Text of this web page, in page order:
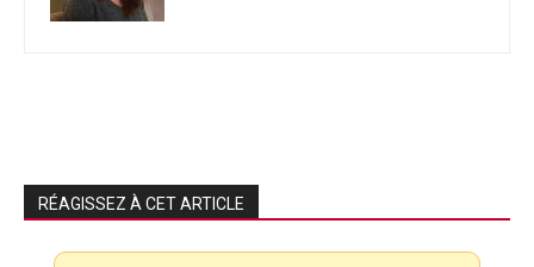
RÉAGISSEZ À CET ARTICLE